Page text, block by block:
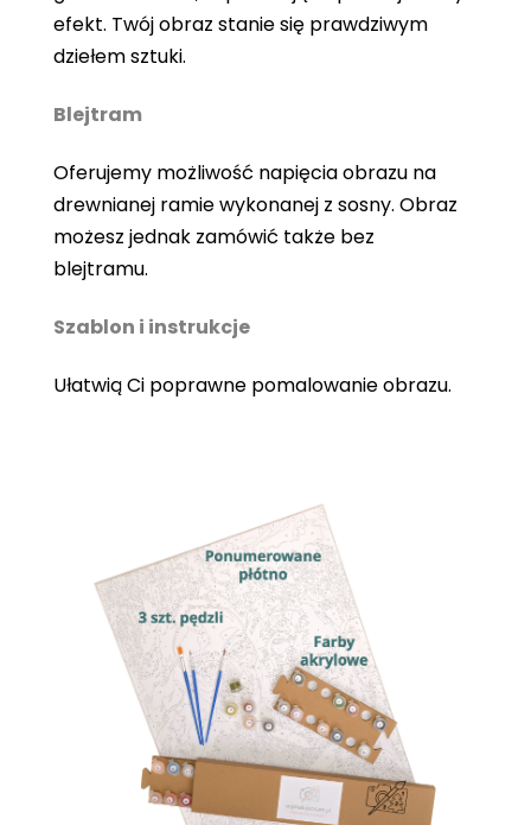
efekt. Twój obraz stanie się prawdziwym
dziełem sztuki.
Blejtram
Oferujemy możliwość napięcia obrazu na
drewnianej ramie wykonanej z sosny. Obraz
możesz jednak zamówić także bez
blejtramu.
Szablon i instrukcje
Ułatwią Ci poprawne pomalowanie obrazu.